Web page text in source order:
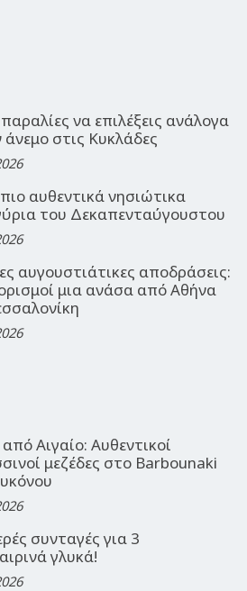
να επιλέξεις ανάλογα
άνεμο στις Κυκλάδες
αυθεντικά νησιώτικα
του Δεκαπενταύγουστου
αυγουστιάτικες αποδράσεις:
μια ανάσα από Αθήνα
Αιγαίο: Αυθεντικοί
μεζέδες στο Barbounaki
συνταγές για 3
γλυκά!